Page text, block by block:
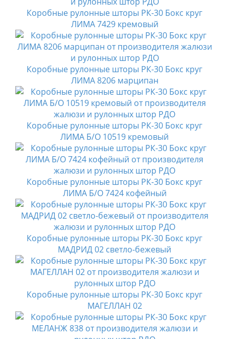
Коробные рулонные шторы РК-30 Бокс круг
ЛИМА 7429 кремовый
Коробные рулонные шторы РК-30 Бокс круг
ЛИМА 8206 марципан
Коробные рулонные шторы РК-30 Бокс круг
ЛИМА Б/О 10519 кремовый
Коробные рулонные шторы РК-30 Бокс круг
ЛИМА Б/О 7424 кофейный
Коробные рулонные шторы РК-30 Бокс круг
МАДРИД 02 светло-бежевый
Коробные рулонные шторы РК-30 Бокс круг
МАГЕЛЛАН 02